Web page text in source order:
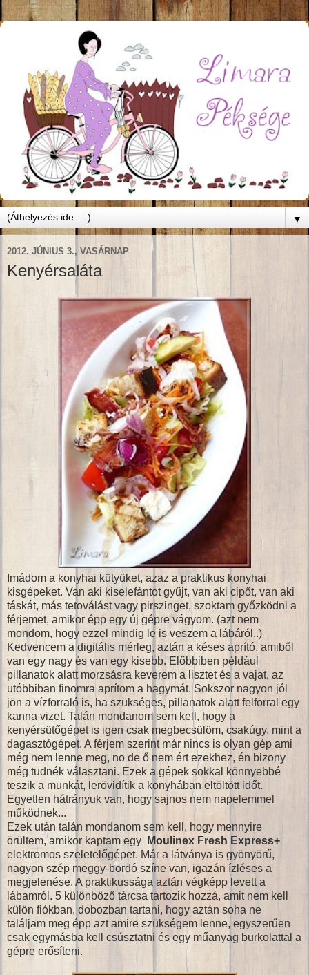
▼
2012. JÚNIUS 3., VASÁRNAP
Kenyérsaláta
Imádom a konyhai kütyüket, azaz a praktikus konyhai
kisgépeket. Van aki kiselefántot gyűjt, van aki cipőt, van aki
táskát, más tetoválást vagy pirszinget, szoktam győzködni a
férjemet, amikor épp egy új gépre vágyom. (azt nem
mondom, hogy ezzel mindig le is veszem a lábáról..)
Kedvencem a digitális mérleg, aztán a késes aprító, amiből
van egy nagy és van egy kisebb. Előbbiben például
pillanatok alatt morzsásra keverem a lisztet és a vajat, az
utóbbiban finomra aprítom a hagymát. Sokszor nagyon jól
jön a vízforraló is, ha szükséges, pillanatok alatt felforral egy
kanna vizet. Talán mondanom sem kell, hogy a
kenyérsütőgépet is igen csak megbecsülöm, csakúgy, mint a
dagasztógépet. A férjem szerint már nincs is olyan gép ami
még nem lenne meg, no de ő nem ért ezekhez, én bizony
még tudnék választani. Ezek a gépek sokkal könnyebbé
teszik a munkát, lerövidítik a konyhában eltöltött időt.
Egyetlen hátrányuk van, hogy sajnos nem napelemmel
működnek...
Ezek után talán mondanom sem kell, hogy mennyire
örültem, amikor kaptam egy
Moulinex Fresh Express+
elektromos szeletelőgépet. Már a látványa is gyönyörű,
nagyon szép meggy-bordó színe van, igazán ízléses a
megjelenése. A praktikussága aztán végképp levett a
lábamról. 5 különböző tárcsa tartozik hozzá, amit nem kell
külön fiókban, dobozban tartani, hogy aztán soha ne
találjam meg épp azt amire szükségem lenne, egyszerűen
csak egymásba kell csúsztatni és egy műanyag burkolattal a
gépre erősíteni.